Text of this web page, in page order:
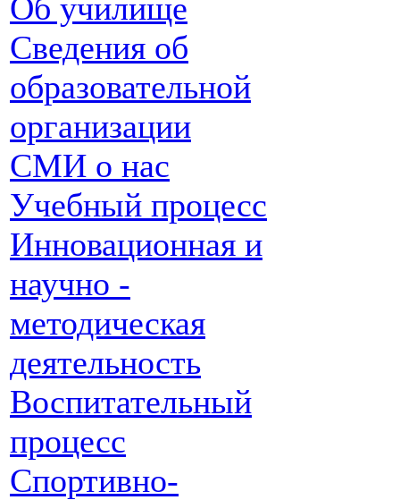
Об училище
Сведения об
образовательной
организации
СМИ о нас
Учебный процесс
Инновационная и
научно -
методическая
деятельность
Воспитательный
процесс
Спортивно-